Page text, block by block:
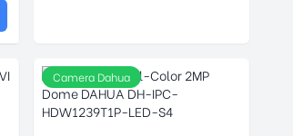
Camera Dahua